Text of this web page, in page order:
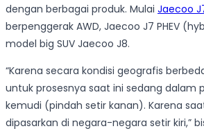
dengan berbagai produk. Mulai Jaecoo
berpenggerak AWD, Jaecoo J7 PHEV
model big SUV Jaecoo J8.
“Karena secara kondisi geografis
untuk prosesnya saat ini sedang dalam
kemudi (pindah setir kanan). Karena
dipasarkan di negara-negara setir kiri,”